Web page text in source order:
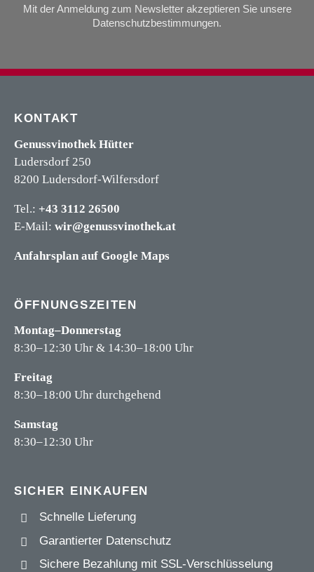
Mit der Anmeldung zum Newsletter akzeptieren Sie unsere
Datenschutzbestimmungen.
KONTAKT
Genussvinothek Hütter
Ludersdorf 250
8200 Ludersdorf-Wilfersdorf
Tel.: +43 3112 26500
E-Mail: wir@genussvinothek.at
Anfahrsplan auf Google Maps
ÖFFNUNGSZEITEN
Montag–Donnerstag
8:30–12:30 Uhr & 14:30–18:00 Uhr
Freitag
8:30–18:00 Uhr durchgehend
Samstag
8:30–12:30 Uhr
SICHER EINKAUFEN
Schnelle Lieferung
Garantierter Datenschutz
Sichere Bezahlung mit SSL-Verschlüsselung